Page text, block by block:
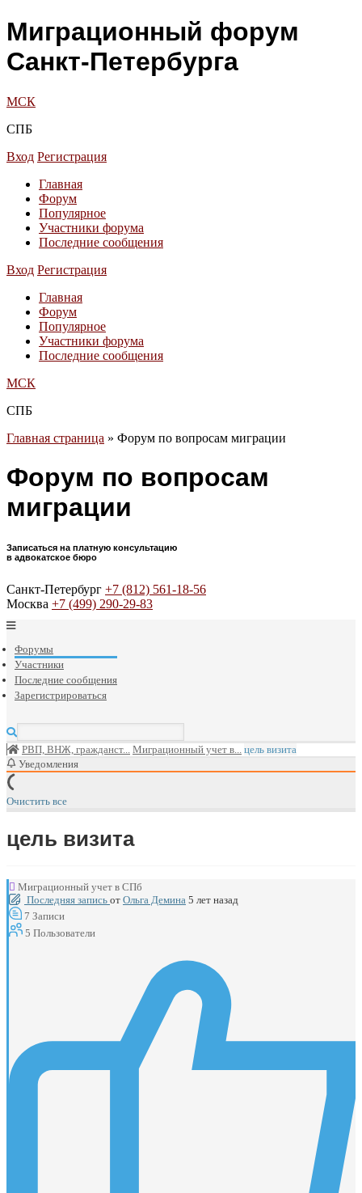
Миграционный форум
Санкт-Петербурга
МСК
СПБ
Вход Регистрация
Главная
Форум
Популярное
Участники форума
Последние сообщения
Вход Регистрация
Главная
Форум
Популярное
Участники форума
Последние сообщения
МСК
СПБ
Главная страница » Форум по вопросам миграции
Форум по вопросам
миграции
Записаться на платную консультацию
в адвокатское бюро
Санкт-Петербург +7 (812) 561-18-56
Москва +7 (499) 290-29-83
Форумы
Участники
Последние сообщения
Зарегистрироваться
РВП, ВНЖ, гражданст... Миграционный учет в... цель визита
Уведомления
Очистить все
цель визита
Миграционный учет в СПб
Последняя запись от Ольга Демина 5 лет назад
7 Записи
5 Пользователи